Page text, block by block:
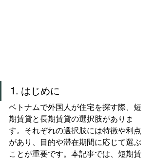
1. はじめに
ベトナムで外国人が住宅を探す際、短
期賃貸と長期賃貸の選択肢がありま
す。それぞれの選択肢には特徴や利点
があり、目的や滞在期間に応じて選ぶ
ことが重要です。本記事では、短期賃